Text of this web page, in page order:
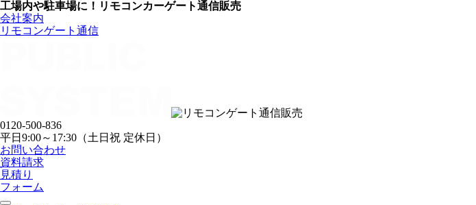
工場内や駐車場に！リモコンカーゲート通信販売
会社案内
リモコンゲート通信
0120-500-836
平日9:00～17:30（土日祝 定休日）
お問い合わせ
資料請求
見積り
フォーム